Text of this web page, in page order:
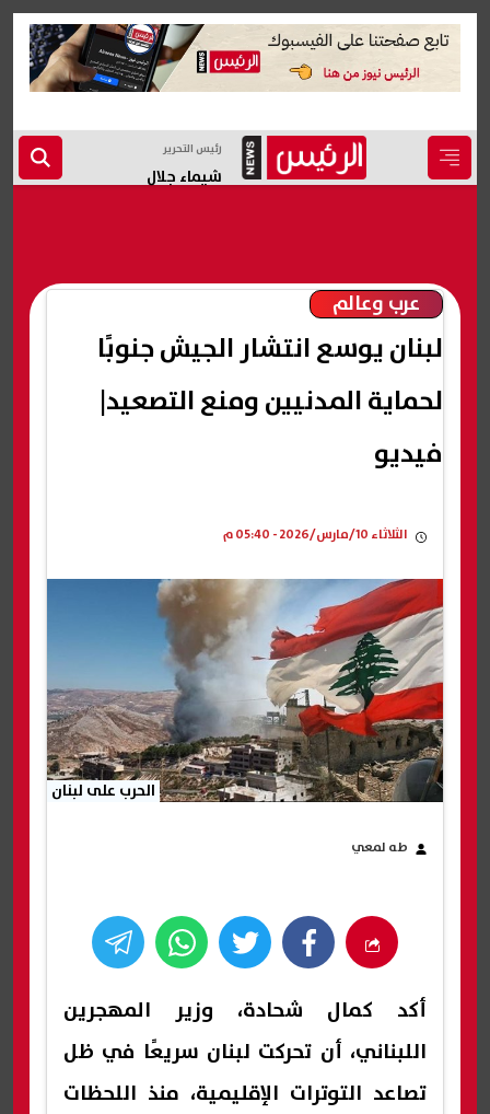
رئيس التحرير
شيماء جلال
عرب وعالم
لبنان يوسع انتشار الجيش جنوبًا
لحماية المدنيين ومنع التصعيد|
فيديو
الثلاثاء 10/مارس/2026 - 05:40 م
الحرب على لبنان
طه لمعي
أكد كمال شحادة، وزير المهجرين
اللبناني، أن تحركت لبنان سريعًا في ظل
تصاعد التوترات الإقليمية، منذ اللحظات